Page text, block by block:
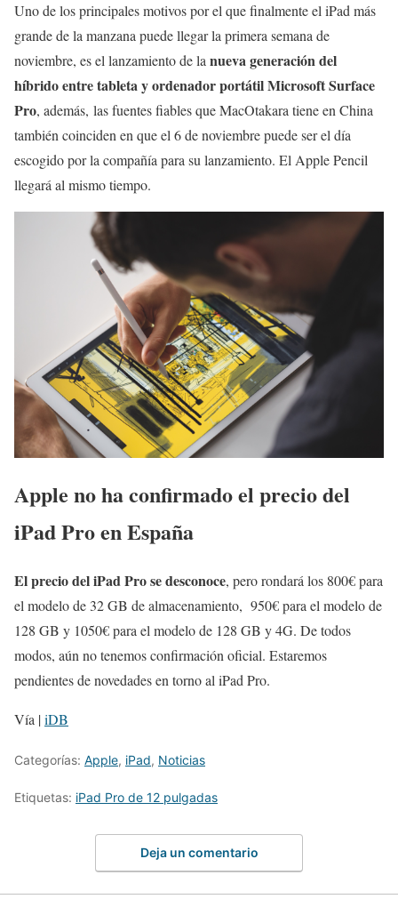
Uno de los principales motivos por el que finalmente el iPad más
grande de la manzana puede llegar la primera semana de
noviembre, es el lanzamiento de la nueva generación del
híbrido entre tableta y ordenador portátil Microsoft Surface
Pro, además, las fuentes fiables que MacOtakara tiene en China
también coinciden en que el 6 de noviembre puede ser el día
escogido por la compañía para su lanzamiento. El Apple Pencil
llegará al mismo tiempo.
Apple no ha confirmado el precio del
iPad Pro en España
El precio del iPad Pro se desconoce, pero rondará los 800€ para
el modelo de 32 GB de almacenamiento, 950€ para el modelo de
128 GB y 1050€ para el modelo de 128 GB y 4G. De todos
modos, aún no tenemos confirmación oficial. Estaremos
pendientes de novedades en torno al iPad Pro.
Vía |iDB
Categorías: Apple, iPad, Noticias
Etiquetas: iPad Pro de 12 pulgadas
Deja un comentario